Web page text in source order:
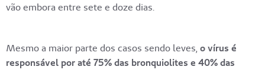
vão embora entre sete e doze dias.
Mesmo a maior parte dos casos sendo leves, o vírus é
responsável por até 75% das bronquiolites e 40% das